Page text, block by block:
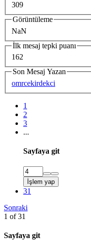
309
Görüntüleme
NaN
İlk mesaj tepki puanı
162
Son Mesaj Yazan
omrcekirdekci
1
2
3
...
Sayfaya git
İşlem yap
31
Sonraki
1 of 31
Sayfaya git